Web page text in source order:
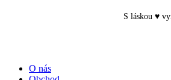
S láskou ♥
Close
O nás